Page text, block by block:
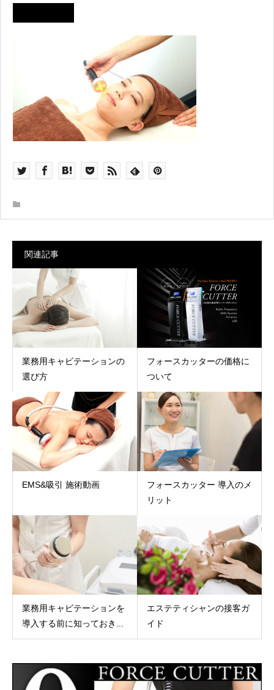
関連記事
業務用キャビテーションの
選び方
フォースカッターの価格に
ついて
EMS&吸引 施術動画
フォースカッター 導入のメ
リット
業務用キャビテーションを
導入する前に知っておき...
エステティシャンの接客ガ
イド